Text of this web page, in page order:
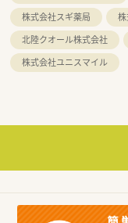
株式会社スギ薬局
北陸クオール株式会社
株式会社ユニスマイル